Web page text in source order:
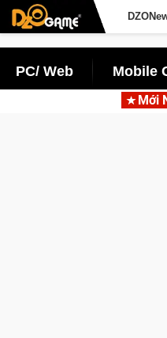
PC/ Web Mobile
Mới
Garena hợp tác cùng Pocketpair